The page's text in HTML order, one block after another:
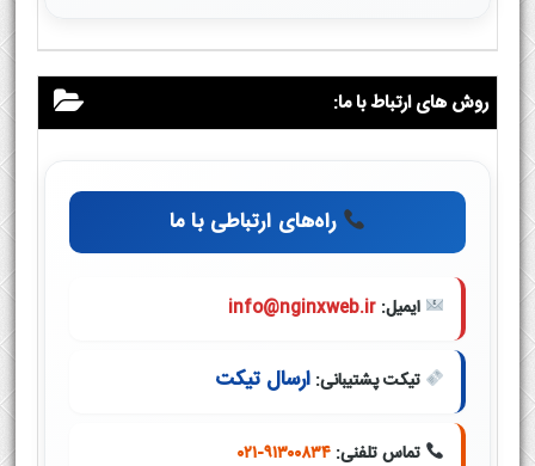
روش های ارتباط با ما:
راه‌های ارتباطی با ما
ایمیل: info@nginxweb.ir
تیکت پشتیبانی: ارسال تیکت
تماس تلفنی: ۰۲۱-۹۱۳۰۰۸۳۴